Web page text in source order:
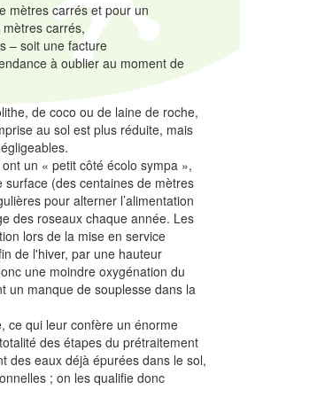
mètres carrés et pour un
carrés,
– soit une facture
à oublier au moment de
de coco ou de laine de roche,
au sol est plus réduite, mais
un « petit côté écolo sympa »,
(des centaines de mètres
pour alterner l’alimentation
des roseaux chaque année. Les
lors de la mise en service
de l'hiver, par une hauteur
une moindre oxygénation du
un manque de souplesse dans la
ce qui leur confère un énorme
des étapes du prétraitement
des eaux déjà épurées dans le sol,
; on les qualifie donc